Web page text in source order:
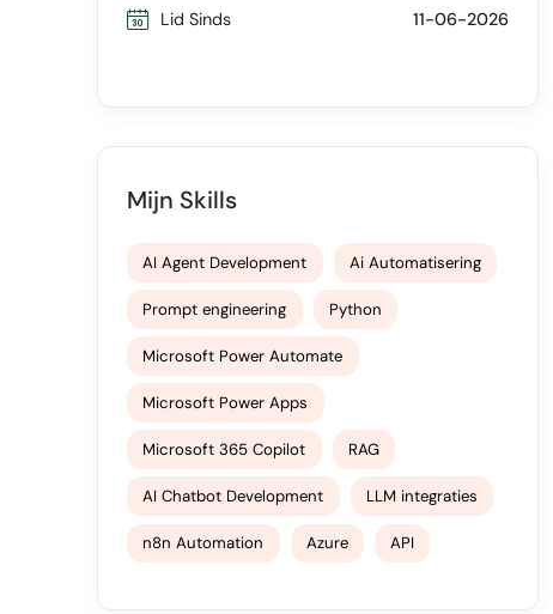
Lid Sinds 11-06-2026
Mijn Skills
AI Agent Development Ai Automatisering
Prompt engineering Python
Microsoft Power Automate
Microsoft Power Apps
Microsoft 365 Copilot RAG
AI Chatbot Development LLM integraties
n8n Automation Azure API